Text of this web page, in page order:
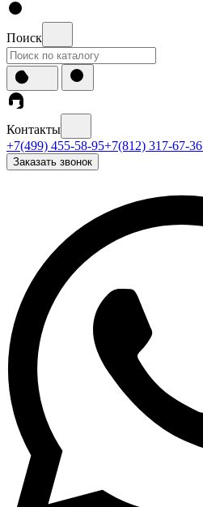
Поиск
Контакты
+7(499) 455-58-95+7(812) 317-67-36
Заказать звонок